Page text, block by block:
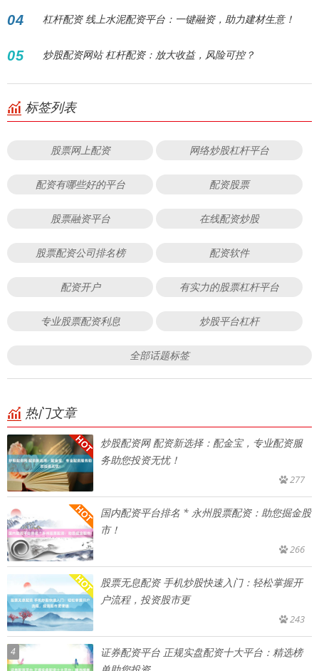
04 杠杆配资 线上水泥配资平台：一键融资，助力建材生意！
05 炒股配资网站 杠杆配资：放大收益，风险可控？
标签列表
股票网上配资 网络炒股杠杆平台
配资有哪些好的平台 配资股票
股票融资平台 在线配资炒股
股票配资公司排名榜 配资软件
配资开户 有实力的股票杠杆平台
专业股票配资利息 炒股平台杠杆
全部话题标签
热门文章
炒股配资网 配资新选择：配金宝，专业配资服
务助您投资无忧！
277
国内配资平台排名 * 永州股票配资：助您掘金股
市！
266
股票无息配资 手机炒股快速入门：轻松掌握开
户流程，投资股市更
243
4
证券配资平台 正规实盘配资十大平台：精选榜